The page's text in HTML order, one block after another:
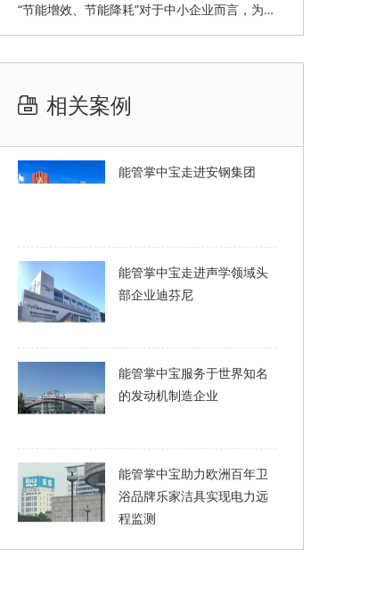
“节能增效、节能降耗”对于中小企业而言，为什么难以实现？
相关案例
能管掌中宝走进安钢集团
能管掌中宝走进声学领域头
部企业迪芬尼
能管掌中宝服务于世界知名
的发动机制造企业
能管掌中宝助力欧洲百年卫
浴品牌乐家洁具实现电力远
程监测